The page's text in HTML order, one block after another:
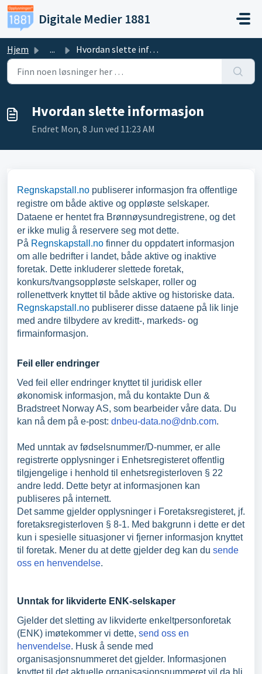
Gå til hovedinnhold
Digitale Medier 1881
Hjem ... Hvordan slette informasjon
Hvordan slette informasjon
Endret Mon, 8 Jun ved 11:23 AM
Regnskapstall.no publiserer informasjon fra offentlige
registre om både aktive og oppløste selskaper.
Dataene er hentet fra Brønnøysundregistrene, og det
er ikke mulig å reservere seg mot dette.
På Regnskapstall.no finner du oppdatert informasjon
om alle bedrifter i landet, både aktive og inaktive
foretak. Dette inkluderer slettede foretak,
konkurs/tvangsoppløste selskaper, roller og
rollenettverk knyttet til både aktive og historiske data.
Regnskapstall.no publiserer disse dataene på lik linje
med andre tilbydere av kreditt-, markeds- og
firmainformasjon.
Feil eller endringer
Ved feil eller endringer knyttet til juridisk eller
økonomisk informasjon, må du kontakte Dun &
Bradstreet Norway AS, som bearbeider våre data. Du
kan nå dem på e-post: dnbeu-data.no@dnb.com.
Med unntak av fødselsnummer/D-nummer, er alle
registrerte opplysninger i Enhetsregisteret offentlig
tilgjengelige i henhold til enhetsregisterloven § 22
andre ledd. Dette betyr at informasjonen kan
publiseres på internett.
Det samme gjelder opplysninger i Foretaksregisteret, jf.
foretaksregisterloven § 8-1. Med bakgrunn i dette er det
kun i spesielle situasjoner vi fjerner informasjon knyttet
til foretak. Mener du at dette gjelder deg kan du sende
oss en henvendelse.
Unntak for likviderte ENK-selskaper
Gjelder det sletting av likviderte enkeltpersonforetak
(ENK) imøtekommer vi dette, send oss en
henvendelse. Husk å sende med
organisasjonsnummeret det gjelder. Informasjonen
knyttet til det aktuelle organisasjonsnummeret vil da bli